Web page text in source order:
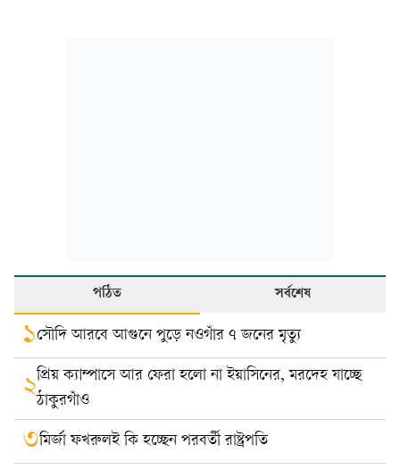
পঠিত সর্বশেষ
১সৌদি আরবে আগুনে পুড়ে নওগাঁর ৭ জনের মৃত্যু
২প্রিয় ক্যাম্পাসে আর ফেরা হলো না ইয়াসিনের, মরদেহ যাচ্ছে
ঠাকুরগাঁও
৩মির্জা ফখরুলই কি হচ্ছেন পরবর্তী রাষ্ট্রপতি